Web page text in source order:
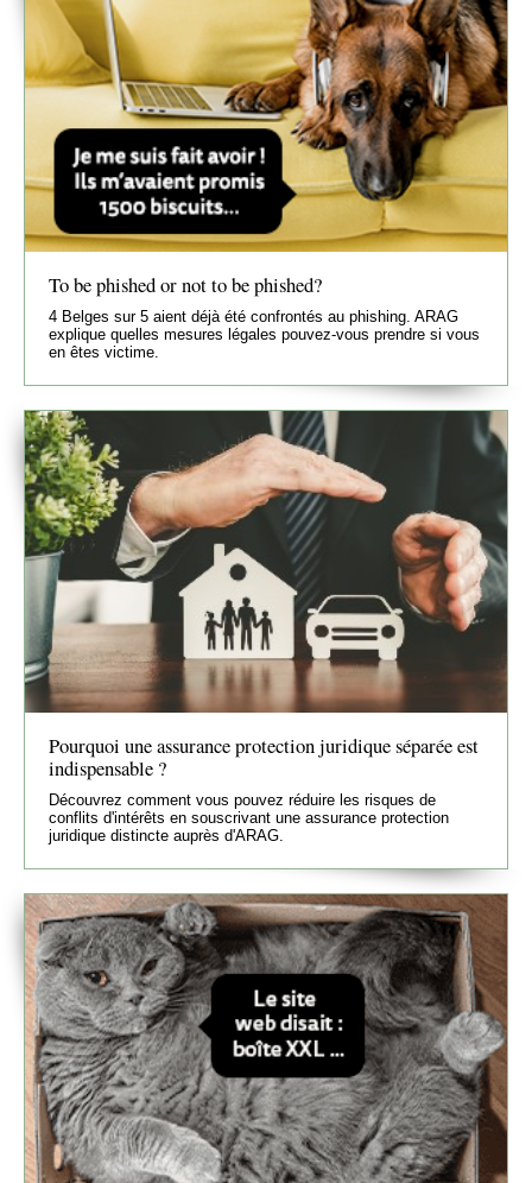
To be phished or not to be phished?
4 Belges sur 5 aient déjà été confrontés au phishing. ARAG
explique quelles mesures légales pouvez-vous prendre si vous
en êtes victime.
Pourquoi une assurance protection juridique séparée est
indispensable ?
Découvrez comment vous pouvez réduire les risques de
conflits d'intérêts en souscrivant une assurance protection
juridique distincte auprès d'ARAG.